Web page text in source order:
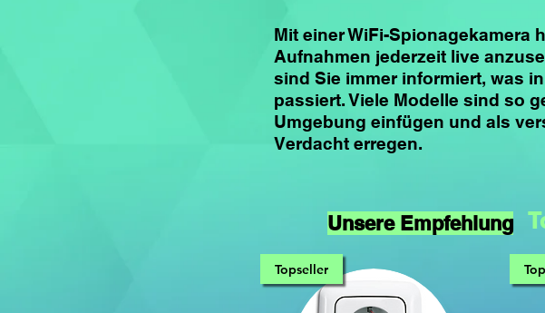
Mit einer WiFi-Spionagekamera
Aufnahmen jederzeit live
sind Sie immer informiert, was
passiert. Viele Modelle sind so
Umgebung einfügen und als
Verdacht erregen.
Unsere Empfehlung
Topseller